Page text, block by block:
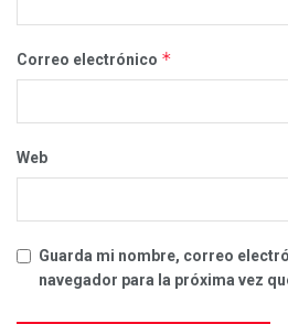
Correo electrónico *
Web
Guarda mi nombre, correo
navegador para la próxima vez